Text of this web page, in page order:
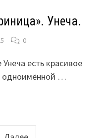
Унеча.
0
есть красивое
одноимённой …